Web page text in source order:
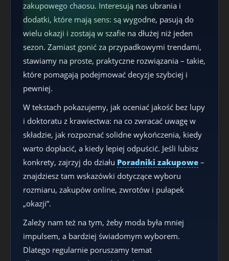
zakupowego chaosu. Interesują nas ubrania i
dodatki, które mają sens: są wygodne, pasują do
wielu okazji i zostają w szafie na dłużej niż jeden
sezon. Zamiast gonić za przypadkowymi trendami,
stawiamy na proste, praktyczne rozwiązania – takie,
które pomagają podejmować decyzje szybciej i
pewniej.
W tekstach pokazujemy, jak oceniać jakość bez lupy
i doktoratu z krawiectwa: na co zwracać uwagę w
składzie, jak rozpoznać solidne wykończenia, kiedy
warto dopłacić, a kiedy lepiej odpuścić. Jeśli lubisz
konkrety, zajrzyj do działu Poradniki zakupowe –
znajdziesz tam wskazówki dotyczące wyboru
rozmiaru, zakupów online, zwrotów i pułapek
„okazji”.
Zależy nam też na tym, żeby moda była mniej
impulsem, a bardziej świadomym wyborem.
Dlatego regularnie poruszamy temat